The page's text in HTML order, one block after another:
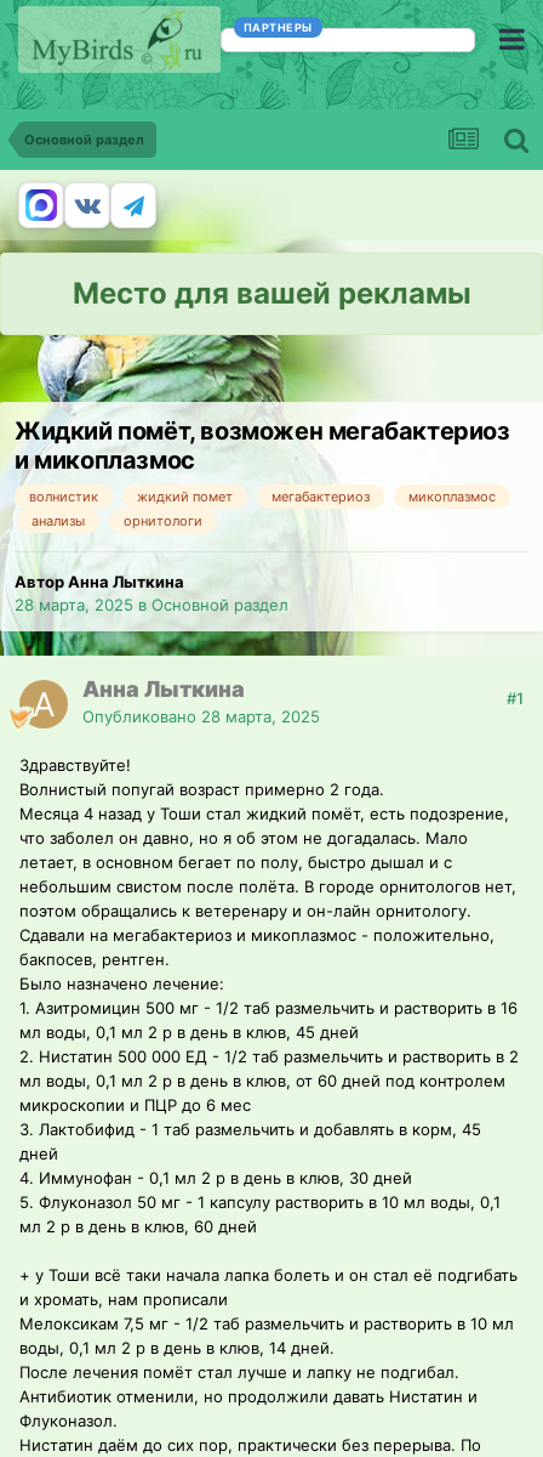
ПАРТНЕРЫ
Основной раздел
Место для вашей рекламы
Жидкий помёт, возможен мегабактериоз
и микоплазмос
волнистик жидкий помет мегабактериоз
микоплазмос
анализы
орнитологи
Автор Анна Лыткина
28 марта, 2025 в Основной раздел
Анна Лыткина
Опубликовано 28 марта, 2025
#1
Здравствуйте!
Волнистый попугай возраст примерно 2 года.
Месяца 4 назад у Тоши стал жидкий помёт, есть подозрение,
что заболел он давно, но я об этом не догадалась. Мало
летает, в основном бегает по полу, быстро дышал и с
небольшим свистом после полёта. В городе орнитологов нет,
поэтом обращались к ветеренару и он-лайн орнитологу.
Сдавали на мегабактериоз и микоплазмос - положительно,
бакпосев, рентген.
Было назначено лечение:
1. Азитромицин 500 мг - 1/2 таб размельчить и растворить в 16
мл воды, 0,1 мл 2 р в день в клюв, 45 дней
2. Нистатин 500 000 ЕД - 1/2 таб размельчить и растворить в 2
мл воды, 0,1 мл 2 р в день в клюв, от 60 дней под контролем
микроскопии и ПЦР до 6 мес
3. Лактобифид - 1 таб размельчить и добавлять в корм, 45
дней
4. Иммунофан - 0,1 мл 2 р в день в клюв, 30 дней
5. Флуконазол 50 мг - 1 капсулу растворить в 10 мл воды, 0,1
мл 2 р в день в клюв, 60 дней
+ у Тоши всё таки начала лапка болеть и он стал её подгибать
и хромать, нам прописали
Мелоксикам 7,5 мг - 1/2 таб размельчить и растворить в 10 мл
воды, 0,1 мл 2 р в день в клюв, 14 дней.
После лечения помёт стал лучше и лапку не подгибал.
Антибиотик отменили, но продолжили давать Нистатин и
Флуконазол.
Нистатин даём до сих пор, практически без перерыва. По